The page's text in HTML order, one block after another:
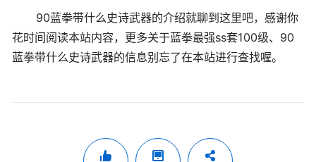
90蓝拳带什么史诗武器的介绍就聊到这里吧，感谢你
花时间阅读本站内容，更多关于蓝拳最强ss套100级、90
蓝拳带什么史诗武器的信息别忘了在本站进行查找喔。